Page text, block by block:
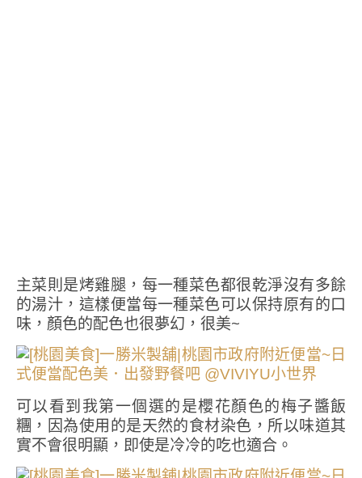
主菜則是烤雞腿，每一種菜色都很乾淨沒有多餘
的湯汁，這樣便當每一種菜色可以保持原有的口
味，顏色的配色也很夢幻，很美~
可以看到我第一個選的是櫻花顏色的梅子醬飯
糰，因為使用的是天然的食材染色，所以味道其
實不會很明顯，即使是冷冷的吃也適合。